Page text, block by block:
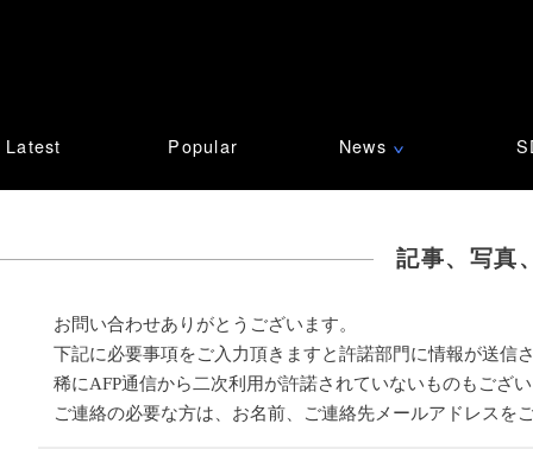
Latest Popular News ∨
記事、写真
お問い合わせありがとうございます。
下記に必要事項をご入力頂きますと許諾部門に情報が送信
稀にAFP通信から二次利用が許諾されていないものもござ
ご連絡の必要な方は、お名前、ご連絡先メールアドレスを